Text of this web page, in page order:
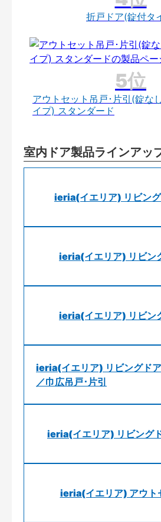
折戸ドア(錠付タ
アウトセット吊戸･片引(錠な
イプ) スタンダード
室内ドア製品ラインアッ
ieria(イエリア) リビン
ieria(イエリア) リビン
ieria(イエリア) リビン
ieria(イエリア) リビングド
／巾広吊戸･片引
ieria(イエリア) リビング
ieria(イエリア) アウト